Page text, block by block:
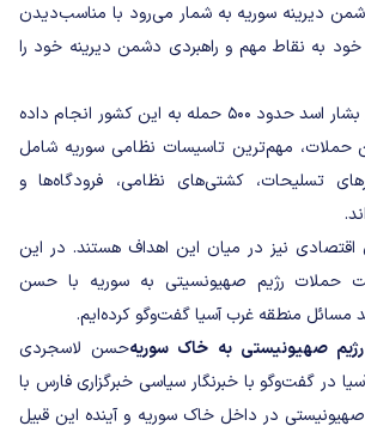
دیرینه سوریه به شمار می‌رود با مناسب‌دیدن
به نقاط مهم و راهبردی دشمن دیرینه خود را
این رژیم از زمان خروج بشار اسد حدود ۵۰۰ حمله به این کشور انجام داده
حملات، مهم‌ترین تاسیسات نظامی سوریه شامل
تسلیحات، کشتی‌های نظامی، فرودگاه‌ها و
اقتصادی نیز در میان این اهداف هستند. در این
حملات رژیم صهیونسیتی به سوریه با حسن
مسائل منطقه غرب آسیا گفت‌وگو کرده‌ایم.
صهیونیستی به خاک سوریهحسن لاسجردی
در گفت‌وگو با خبرنگار سیاسی خبرگزاری فارس با
صهیونیستی در داخل خاک سوریه و آینده این قبیل